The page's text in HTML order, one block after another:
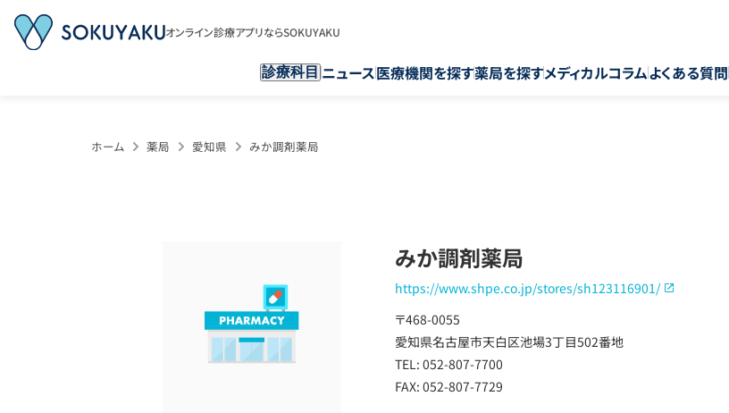
オンライン診療アプリならSOKUYAKU
診療科目 ニュース医療機関を探す薬局を探すメディカルコラムよくある質問
ホーム 薬局 愛知県 みか調剤薬局
みか調剤薬局
https://www.shpe.co.jp/stores/sh123116901/
〒468-0055
愛知県名古屋市天白区池場3丁目502番地
TEL: 052-807-7700
FAX: 052-807-7729